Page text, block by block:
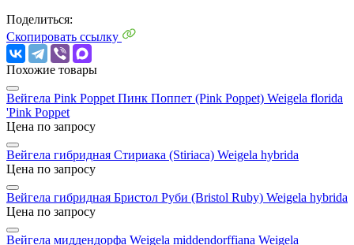
Поделиться:
Скопировать ссылку
Похожие товары
Вейгела Pink Poppet Пинк Поппет (Pink Poppet) Weigela florida
'Pink Poppet
Цена по запросу
Вейгела гибридная Стириака (Stiriaca) Weigela hybrida
Цена по запросу
Вейгела гибридная Бристол Руби (Bristol Ruby) Weigela hybrida
Цена по запросу
Вейгела миддендорфа Weigela middendorffiana Weigela